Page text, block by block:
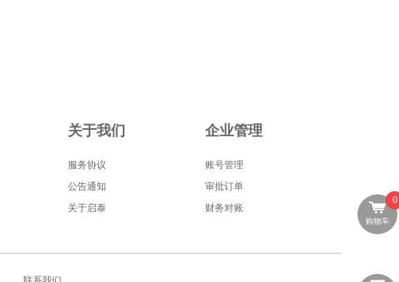
购物车
0
关于我们
服务协议
公告通知
关于启泰
企业管理
账号管理
审批订单
财务对账